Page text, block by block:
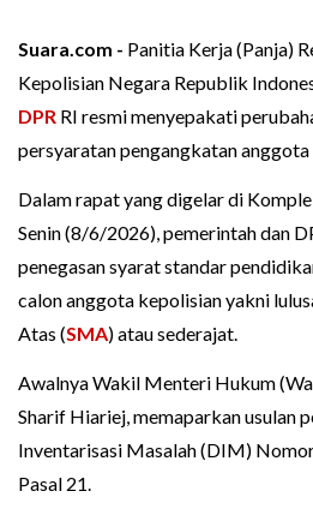
Suara.com - Panitia Kerja (Panja)
Kepolisian Negara Republik
DPR RI resmi menyepakati
persyaratan pengangkatan
Dalam rapat yang digelar di
Senin (8/6/2026), pemerintah dan
penegasan syarat standar
calon anggota kepolisian yakni
Atas (SMA) atau sederajat.
Awalnya Wakil Menteri Hukum
Sharif Hiariej, memaparkan usulan
Inventarisasi Masalah (DIM)
Pasal 21.